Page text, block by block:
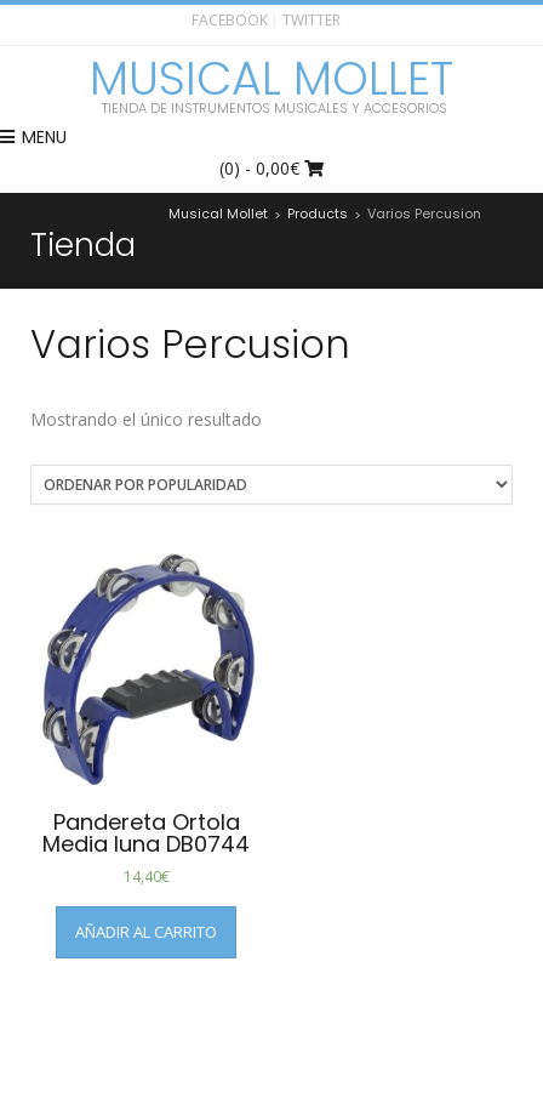
FACEBOOK TWITTER
MUSICAL MOLLET
TIENDA DE INSTRUMENTOS MUSICALES Y ACCESORIOS
MENU
(0) - 0,00€
Tienda
Musical Mollet > Products > Varios Percusion
Varios Percusion
Mostrando el único resultado
Pandereta Ortola
Media luna DB0744
14,40€
AÑADIR AL CARRITO